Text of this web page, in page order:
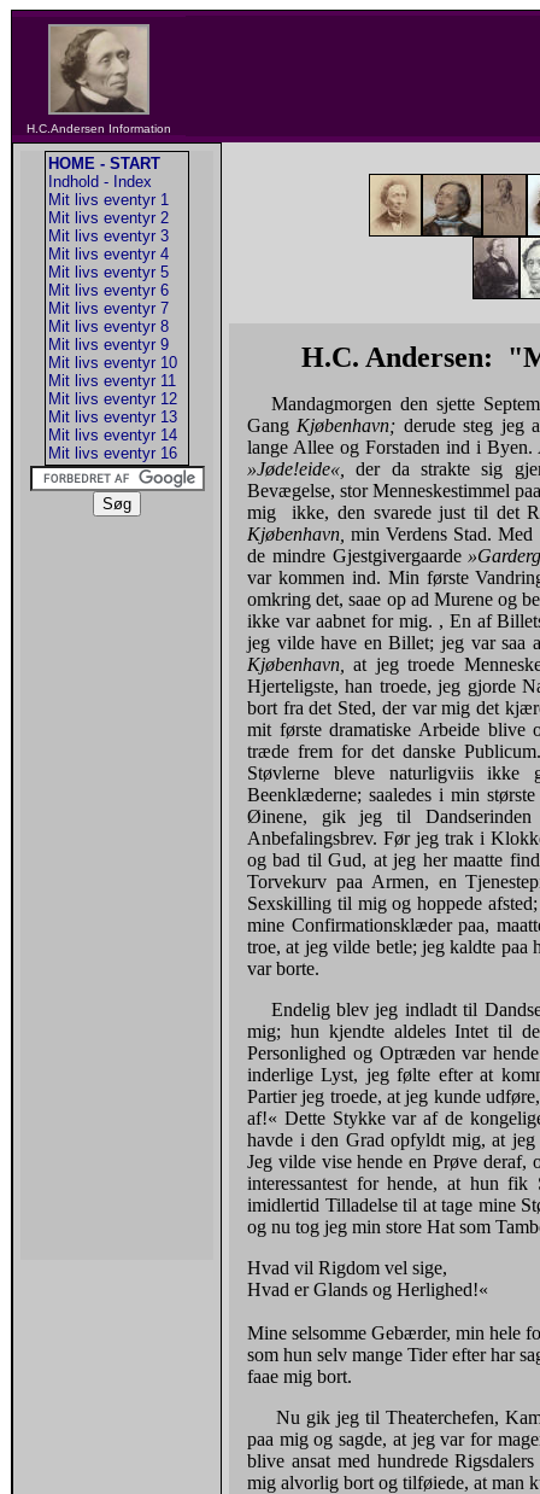
H.C.Andersen Information
HOME - START
Indhold - Index
Mit livs eventyr 1
Mit livs eventyr 2
Mit livs eventyr 3
Mit livs eventyr 4
Mit livs eventyr 5
Mit livs eventyr 6
Mit livs eventyr 7
Mit livs eventyr 8
Mit livs eventyr 9
Mit livs eventyr 10
Mit livs eventyr 11
Mit livs eventyr 12
Mit livs eventyr 13
Mit livs eventyr 14
Mit livs eventyr 16
H.C. Andersen:
Mandagmorgen den sjette
Gang Kjøbenhavn; derude steg jeg
lange Allee og Forstaden ind i
»Jøde!eide«,der da strakte sig
Bevægelse, stor Menneskestimmel
mig ikke, den svarede just til det
Kjøbenhavn, min Verdens Stad.
de mindre Gjestgivergaarde
var kommen ind. Min første
omkring det, saae op ad Murene og
ikke var aabnet for mig. , En af
jeg vilde have en Billet; jeg var saa
Kjøbenhavn,at jeg troede
Hjerteligste, han troede, jeg gjorde
bort fra det Sted, der var mig det
mit første dramatiske Arbeide blive
træde frem for det danske
Støvlerne bleve naturligviis
Beenklæderne; saaledes i min
Øinene, gik jeg til
Anbefalingsbrev. Før jeg trak i
og bad til Gud, at jeg her maatte
Torvekurv paa Armen, en
Sexskilling til mig og hoppede
mine Confirmationsklæder paa,
troe, at jeg vilde betle; jeg kaldte
var borte.
Endelig blev jeg indladt til
mig; hun kjendte aldeles Intet til
Personlig­hed og Optræden var
inderlige Lyst, jeg følte efter at
Partier jeg troede, at jeg kunde
af!« Dette Stykke var af de
havde i den Grad opfyldt mig, at
Jeg vilde vise hende en Prøve
interessantest for hende, at hun
imidlertid Tilladelse til at tage mine
og nu tog jeg min store Hat som
Hvad vil Rigdom vel sige,
Hvad er Glands og Herlighed!« ­
Mine selsomme Gebærder, min hele
som hun selv mange Tider efter har
faae mig bort.
Nu gik jeg til Theaterchefen,
paa mig og sagde, at jeg var for
blive ansat med hundrede
mig alvorlig bort og tilføiede, at man